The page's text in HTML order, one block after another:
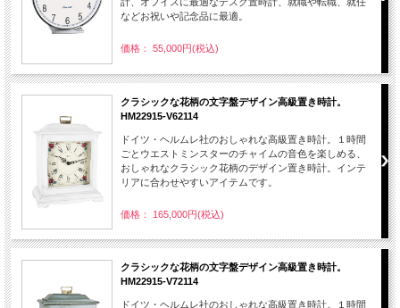
などお祝いや記念品に最適。
価格： 55,000円(税込)
クラシックな花柄の文字盤デザイン高級置き時計。
HM22915-V62114
ドイツ・ヘルムレ社のおしゃれな高級置き時計。１時間
ごとウエストミンスターのチャイムの音色を楽しめる、
おしゃれなクラシック花柄のデザイン置き時計。インテ
リアに合わせやすいアイテムです。
価格： 165,000円(税込)
クラシックな花柄の文字盤デザイン高級置き時計。
HM22915-V72114
ドイツ・ヘルムレ社のおしゃれな高級置き時計。１時間